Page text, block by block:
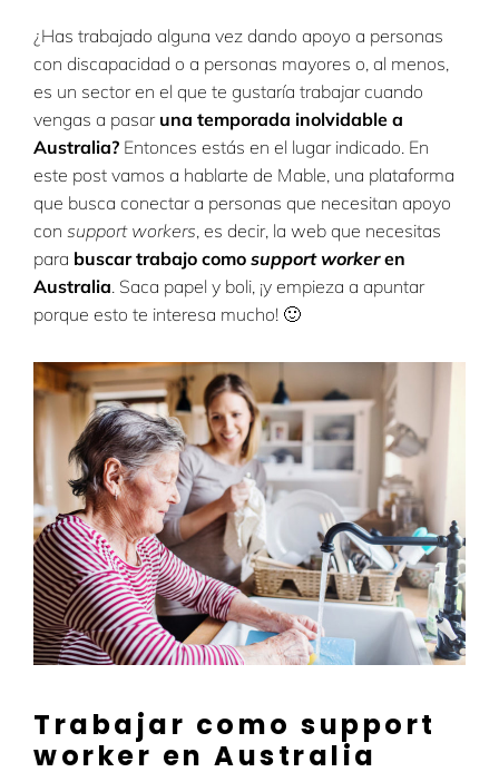
¿Has trabajado alguna vez dando apoyo a personas
con discapacidad o a personas mayores o, al menos,
es un sector en el que te gustaría trabajar cuando
vengas a pasar una temporada inolvidable a
Australia? Entonces estás en el lugar indicado. En
este post vamos a hablarte de Mable, una plataforma
que busca conectar a personas que necesitan apoyo
con support workers, es decir, la web que necesitas
para buscar trabajo como support workeren
Australia. Saca papel y boli, ¡y empieza a apuntar
porque esto te interesa mucho! 🙂
Trabajar como support
worker en Australia